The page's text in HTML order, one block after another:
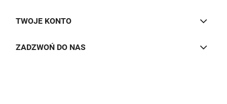
TWOJE KONTO
ZADZWOŃ DO NAS